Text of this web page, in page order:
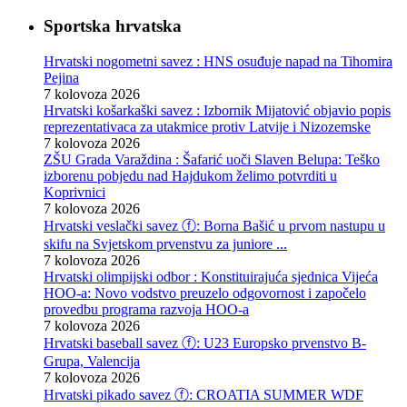
Sportska hrvatska
Hrvatski nogometni savez : HNS osuđuje napad na Tihomira
Pejina
7 kolovoza 2026
Hrvatski košarkaški savez : Izbornik Mijatović objavio popis
reprezentativaca za utakmice protiv Latvije i Nizozemske
7 kolovoza 2026
ZŠU Grada Varaždina : Šafarić uoči Slaven Belupa: Teško
izborenu pobjedu nad Hajdukom želimo potvrditi u
Koprivnici
7 kolovoza 2026
Hrvatski veslački savez ⓕ: Borna Bašić u prvom nastupu u
skifu na Svjetskom prvenstvu za juniore ...
7 kolovoza 2026
Hrvatski olimpijski odbor : Konstituirajuća sjednica Vijeća
HOO-a: Novo vodstvo preuzelo odgovornost i započelo
provedbu programa razvoja HOO-a
7 kolovoza 2026
Hrvatski baseball savez ⓕ: U23 Europsko prvenstvo B-
Grupa, Valencija
7 kolovoza 2026
Hrvatski pikado savez ⓕ: CROATIA SUMMER WDF